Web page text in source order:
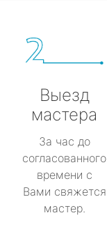
Выезд
мастера
За час до
согласованного
времени с
Вами свяжется
мастер.